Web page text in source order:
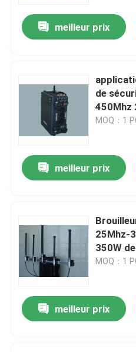
meilleur prix
de
450Mhz
de VIP
MOQ：1
meilleur prix
25Mhz-
350W
élevée
MOQ：1
meilleur prix